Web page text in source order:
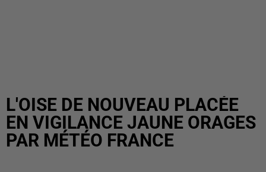
L'OISE DE NOUVEAU PLACÉE
EN VIGILANCE JAUNE ORAGES
PAR MÉTÉO FRANCE